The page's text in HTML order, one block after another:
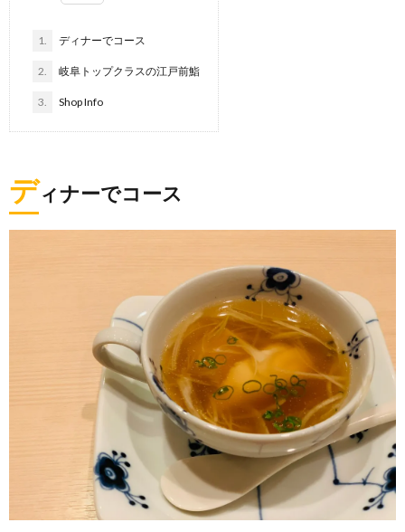
1. ディナーでコース
2. 岐阜トップクラスの江戸前鮨
3. Shop Info
ディナーでコース